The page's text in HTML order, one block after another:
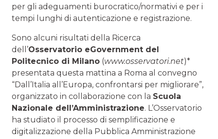
per gli adeguamenti burocratico/normativi e per i
tempi lunghi di autenticazione e registrazione.
Sono alcuni risultati della Ricerca
dell’Osservatorio eGovernment del
Politecnico di Milano (www.osservatori.net)*
presentata questa mattina a Roma al convegno
“Dall’Italia all’Europa, confrontarsi per migliorare”,
organizzato in collaborazione con la Scuola
Nazionale dell’Amministrazione. L’Osservatorio
ha studiato il processo di semplificazione e
digitalizzazione della Pubblica Amministrazione